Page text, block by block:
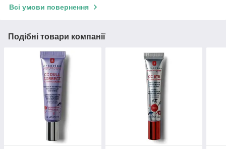
Всі умови повернення
Подібні товари компанії